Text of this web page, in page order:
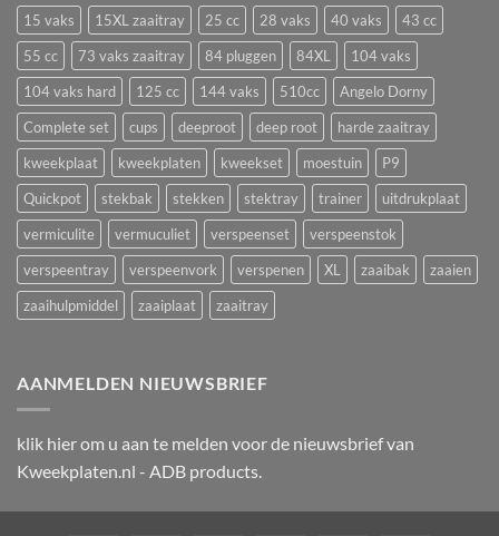
zaaien
in
een
zaaitray
plantstress,
groeistilstand
en
uitval
15 vaks 15XL zaaitray 25 cc 28 vaks 40 vaks
43 cc
55 cc
73 vaks zaaitray 84 pluggen 84XL
104 vaks
104 vaks hard
125 cc 144 vaks 510cc
Angelo Dorny
Complete set
cups deeproot deep root
harde zaaitray
kweekplaat
kweekplaten kweekset moestuin
P9
Quickpot
stekbak stekken stektray trainer
uitdrukplaat
vermiculite
vermuculiet verspeenset
verspeenstok
verspeentray
verspeenvork verspenen XL zaaibak
zaaien
zaaihulpmiddel
zaaiplaat zaaitray
AANMELDEN NIEUWSBRIEF
klik hierom u aan te melden voor de nieuwsbrief van
Kweekplaten.nl - ADB products.